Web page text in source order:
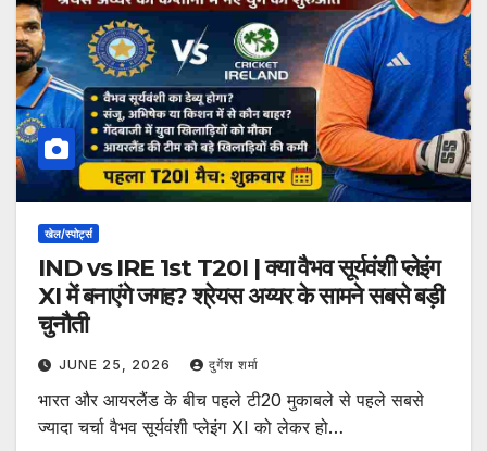
खेल/स्पोर्ट्स
IND vs IRE 1st T20I | क्या वैभव सूर्यवंशी प्लेइंग
XI में बनाएंगे जगह? श्रेयस अय्यर के सामने सबसे बड़ी
चुनौती
JUNE 25, 2026 दुर्गेश शर्मा
भारत और आयरलैंड के बीच पहले टी20 मुकाबले से पहले सबसे
ज्यादा चर्चा वैभव सूर्यवंशी प्लेइंग XI को लेकर हो…